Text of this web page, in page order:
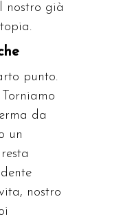
nostro già
punto.
da
un
nostro